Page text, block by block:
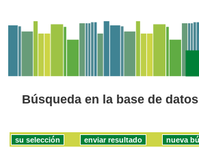
Búsqueda en la base de datos